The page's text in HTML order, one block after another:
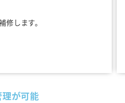
修します。
が可能